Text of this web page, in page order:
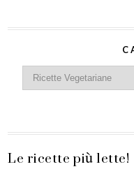
Le ricette più lette!